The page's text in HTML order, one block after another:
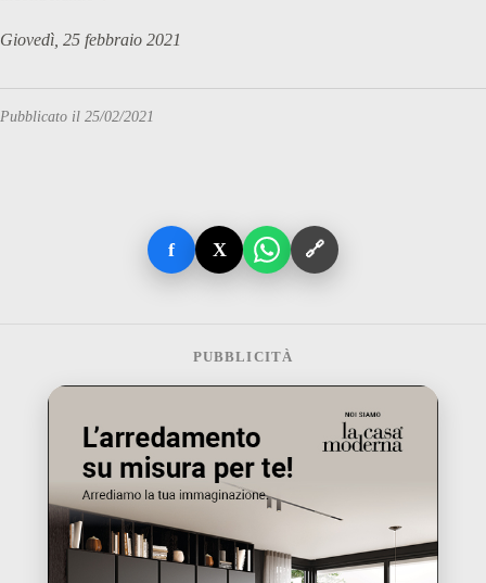
Giovedì, 25 febbraio 2021
Pubblicato il 25/02/2021
f X 🔗
PUBBLICITÀ